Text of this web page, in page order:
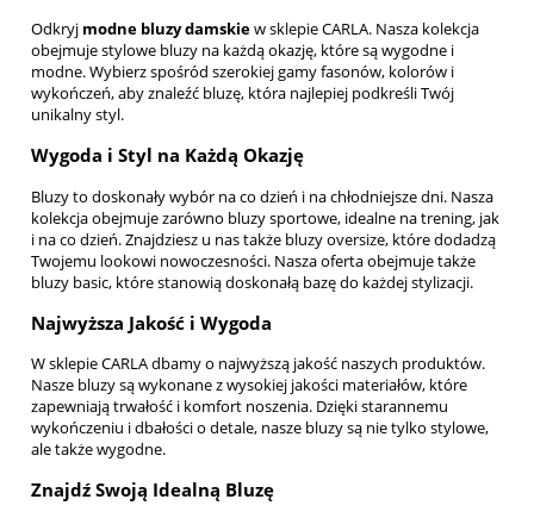
Odkryj modne bluzy damskiew sklepie CARLA. Nasza kolekcja
obejmuje stylowe bluzy na każdą okazję, które są wygodne i
modne. Wybierz spośród szerokiej gamy fasonów, kolorów i
wykończeń, aby znaleźć bluzę, która najlepiej podkreśli Twój
unikalny styl.
Wygoda i Styl na Każdą Okazję
Bluzy to doskonały wybór na co dzień i na chłodniejsze dni. Nasza
kolekcja obejmuje zarówno bluzy sportowe, idealne na trening, jak
i na co dzień. Znajdziesz u nas także bluzy oversize, które dodadzą
Twojemu lookowi nowoczesności. Nasza oferta obejmuje także
bluzy basic, które stanowią doskonałą bazę do każdej stylizacji.
Najwyższa Jakość i Wygoda
W sklepie CARLA dbamy o najwyższą jakość naszych produktów.
Nasze bluzy są wykonane z wysokiej jakości materiałów, które
zapewniają trwałość i komfort noszenia. Dzięki starannemu
wykończeniu i dbałości o detale, nasze bluzy są nie tylko stylowe,
ale także wygodne.
Znajdź Swoją Idealną Bluzę